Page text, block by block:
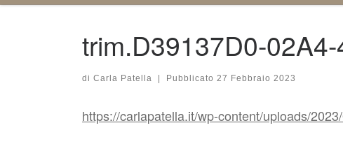
trim.D39137D0-
di Carla Patella Pubblicato 27 Febbraio 2023
https://carlapatella.it/wp-content/uploads/